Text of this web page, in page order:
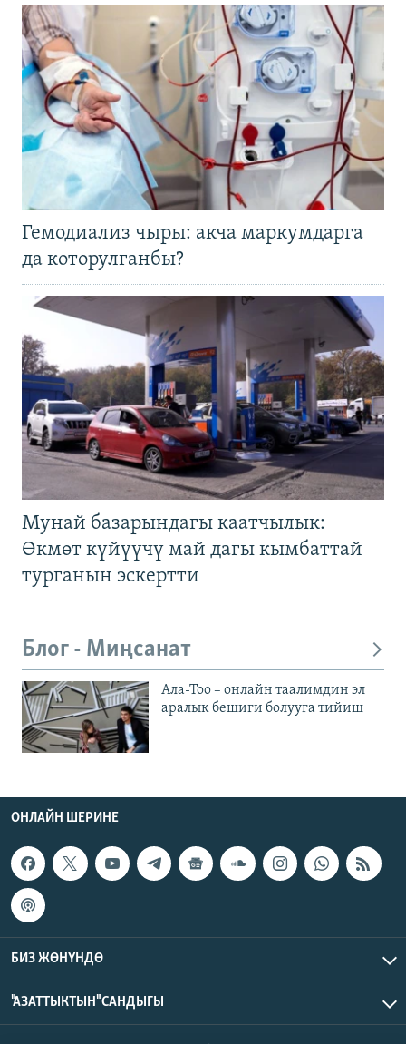
Гемодиализ чыры: акча маркумдарга
да которулганбы?
Мунай базарындагы каатчылык:
Өкмөт күйүүчү май дагы кымбаттай
турганын эскертти
Блог - Миңсанат
Ала-Тоо – онлайн таалимдин эл
аралык бешиги болууга тийиш
ОНЛАЙН ШЕРИНЕ
БИЗ ЖӨНҮНДӨ
"АЗАТТЫКТЫН" САНДЫГЫ